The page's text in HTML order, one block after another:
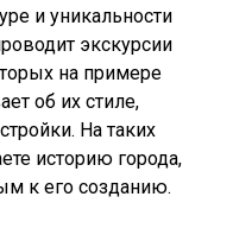
и уникальности
экскурсии
на примере
об их стиле,
На таких
историю города,
к его созданию.